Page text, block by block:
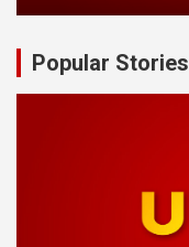
Popular Stories